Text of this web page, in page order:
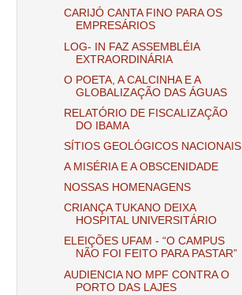
CARIJÓ CANTA FINO PARA OS
EMPRESÁRIOS
LOG- IN FAZ ASSEMBLÉIA
EXTRAORDINÁRIA
O POETA, A CALCINHA E A
GLOBALIZAÇÃO DAS ÁGUAS
RELATÓRIO DE FISCALIZAÇÃO
DO IBAMA
SÍTIOS GEOLÓGICOS NACIONAIS
A MISÉRIA E A OBSCENIDADE
NOSSAS HOMENAGENS
CRIANÇA TUKANO DEIXA
HOSPITAL UNIVERSITÁRIO
ELEIÇÕES UFAM - “O CAMPUS
NÃO FOI FEITO PARA PASTAR”
AUDIENCIA NO MPF CONTRA O
PORTO DAS LAJES